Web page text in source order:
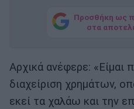
Προσθήκη ως
στα
Αρχικά ανέφερε: «Είμαι
διαχείριση χρημάτων,
εκεί τα χαλάω και την